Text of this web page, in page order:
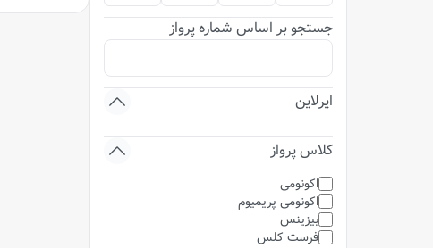
جستجو بر اساس شماره پرواز
ایرلاین
کلاس پرواز
اکونومی
اکونومی پریمیوم
بیزینس
فرست کلس